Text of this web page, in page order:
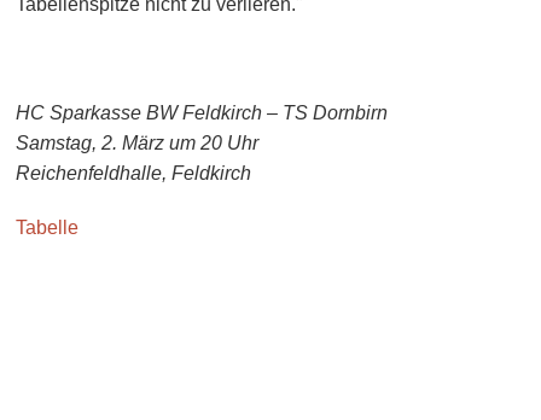
Tabellenspitze nicht zu verlieren."
HC Sparkasse BW Feldkirch – TS Dornbirn
Samstag, 2. März um 20 Uhr
Reichenfeldhalle, Feldkirch
Tabelle